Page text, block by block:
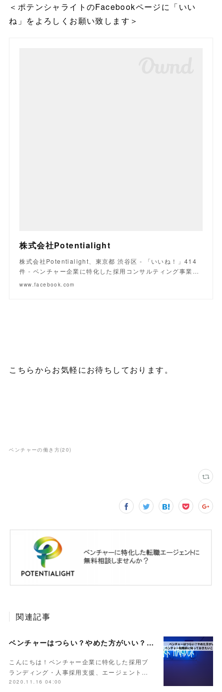
＜ポテンシャライトのFacebookページに「いい
ね」をよろしくお願い致します＞
株式会社Potentialight
株式会社Potentialight、東京都 渋谷区 - 「いいね！」414
件 - ベンチャー企業に特化した採用コンサルティング事業…
www.facebook.com
こちらからお気軽にお待ちしております。
ベンチャーの働き方(20)
関連記事
ベンチャーはつらい？やめた方がいい？ベンチャー転職前に知っておきたいことまとめ
こんにちは！ベンチャー企業に特化した採用ブ
ランディング・人事採用支援、エージェント…
2020.11.16 04:00